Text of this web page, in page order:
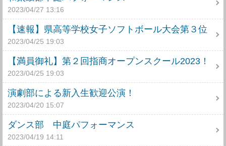
2023/04/27 13:16
【速報】県高等学校女子ソフトボール大会第３位
2023/04/25 19:03
【満員御礼】第２回指商オープンスクール2023！
2023/04/25 19:03
演劇部による新入生歓迎公演！
2023/04/20 15:07
ダンス部 中庭パフォーマンス
2023/04/19 14:11